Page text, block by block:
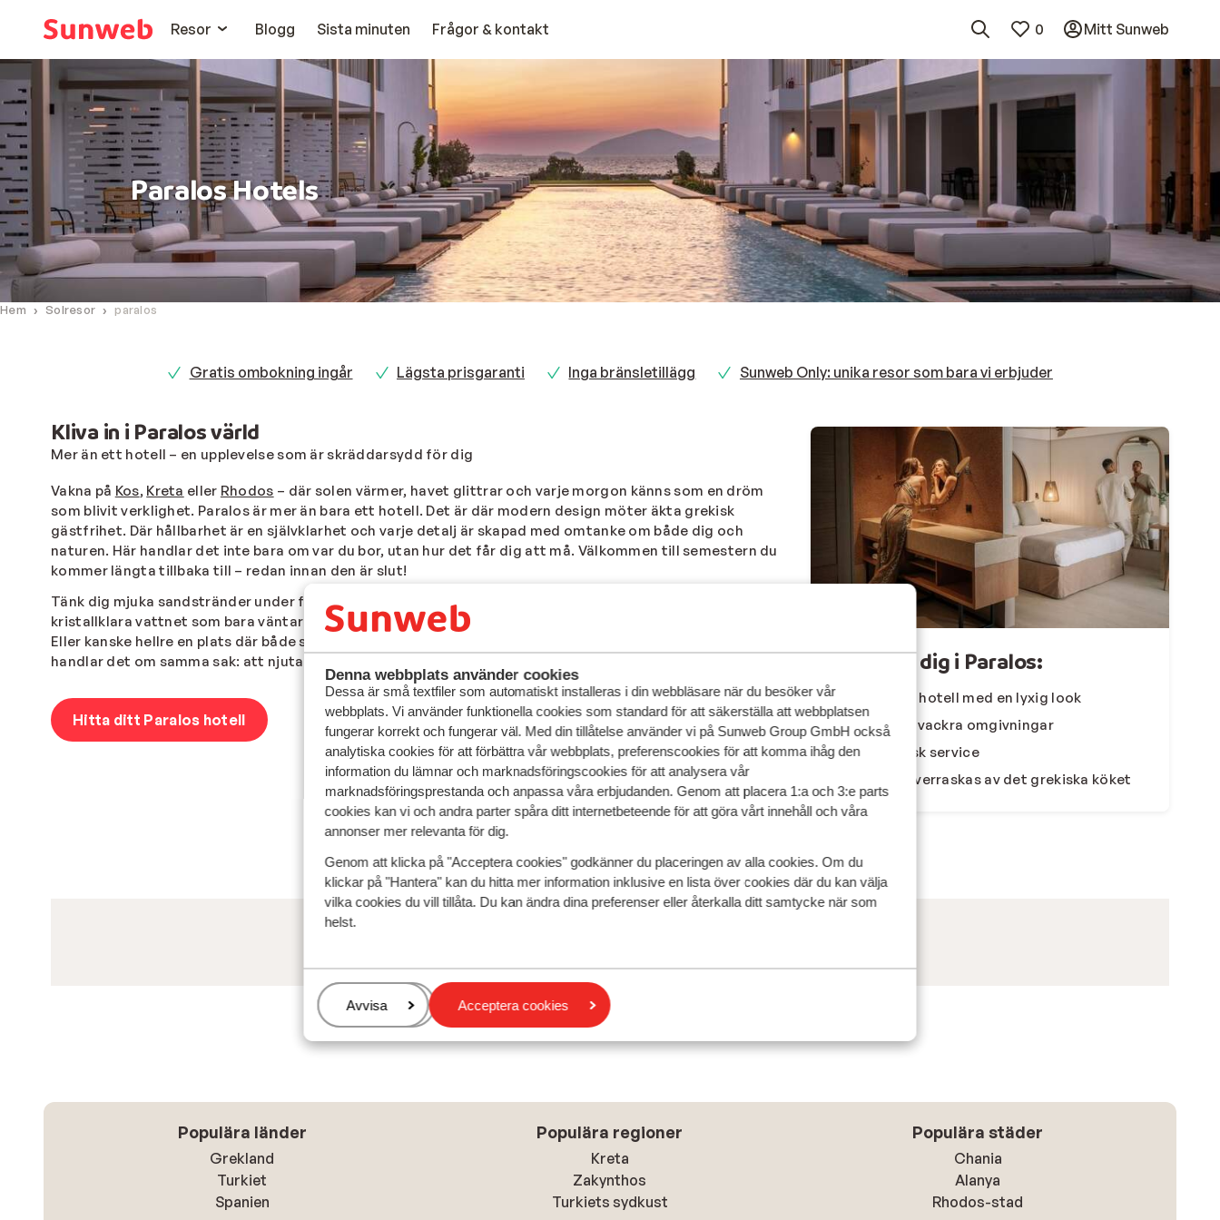
Denna webbplats använder cookies
Dessa är små textfiler som automatiskt installeras i din webbläsare när du besöker vår
webbplats. Vi använder funktionella cookies som standard för att säkerställa att webbplatsen
fungerar korrekt och fungerar väl. Med din tillåtelse använder vi på Sunweb Group GmbH också
analytiska cookies för att förbättra vår webbplats, preferenscookies för att komma ihåg den
information du lämnar och marknadsföringscookies för att analysera vår
marknadsföringsprestanda och anpassa våra erbjudanden. Genom att placera 1:a och 3:e parts
cookies kan vi och andra parter spåra ditt internetbeteende för att göra vårt innehåll och våra
annonser mer relevanta för dig.
Genom att klicka på "Acceptera cookies" godkänner du placeringen av alla cookies. Om du
klickar på "Hantera" kan du hitta mer information inklusive en lista över cookies där du kan välja
vilka cookies du vill tillåta. Du kan ändra dina preferenser eller återkalla ditt samtycke när som
helst.
Hantera
Avvisa Acceptera cookies
Resor
Blogg Sista minuten Frågor & kontakt 0 Mitt Sunweb
Paralos Hotels
Hem Solresor paralos
Gratis ombokning ingår Lägsta prisgaranti Inga bränsletillägg Sunweb Only: unika resor som bara vi erbjuder
Kliva in i Paralos värld
Mer än ett hotell – en upplevelse som är skräddarsydd för dig
Vakna på Kos, Kreta eller Rhodos – där solen värmer, havet glittrar och varje morgon känns som en dröm
som blivit verklighet. Paralos är mer än bara ett hotell. Det är där modern design möter äkta grekisk
gästfrihet. Där hållbarhet är en självklarhet och varje detalj är skapad med omtanke om både dig och
naturen. Här handlar det inte bara om var du bor, utan hur det får dig att må. Välkommen till semestern du
kommer längta tillbaka till – redan innan den är slut!
Tänk dig mjuka sandstränder under fötterna, doften av lokala delikatesser i kvällsbrisen och det där
kristallklara vattnet som bara väntar på ett dopp. Vill du ha total avkoppling på ett hotell bara är för vuxna?
Eller kanske hellre en plats där både små och stora kan njuta tillsammans? Oavsett vad du längtar efter,
handlar det om samma sak: att njuta, släppa taget
Hitta ditt Paralos hotell
Förälska dig i Paralos:
Eleganta hotell med en lyxig look
Beläget i vackra omgivningar
Fantastisk service
Låt dig överraskas av det grekiska köket
Populära länder
Grekland
Turkiet
Spanien
Populära regioner
Kreta
Zakynthos
Turkiets sydkust
Populära städer
Chania
Alanya
Rhodos-stad